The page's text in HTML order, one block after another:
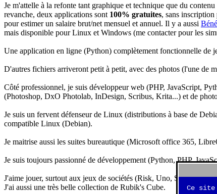
Je m'attelle à la refonte tant graphique et technique que du
revanche, deux applications sont 100% gratuites, sans inscription
pour estimer un salaire brut/net mensuel et annuel. Il y a aussi
mais disponible pour Linux et Windows (me contacter pour les
Une application en ligne (Python) complètement fonctionnelle de
D'autres fichiers arriveront petit à petit, avec des photos (l'une de
Côté professionnel, je suis développeur web (PHP, JavaScript,
(Photoshop, DxO Photolab, InDesign, Scribus, Krita...) et de
Je suis un fervent défenseur de Linux (distributions à base de
compatible Linux (Debian).
Je maitrise aussi les suites bureautique (Microsoft office 365,
Je suis toujours passionné de développement (Python, PHP,
J'aime jouer, surtout aux jeux de sociétés (Risk, Uno,
J'ai aussi une très belle collection de Rubik's Cube.
Ce